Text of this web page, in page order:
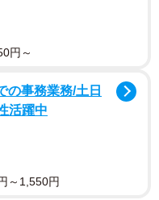
円～
の事務業務/土日
活躍中
～1,550円